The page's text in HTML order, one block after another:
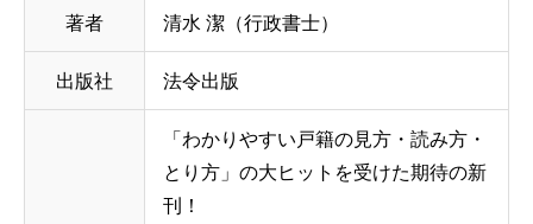
著者 清水 潔（行政書士）
出版社 法令出版
「わかりやすい戸籍の見方・読み方・
とり方」の大ヒットを受けた期待の新
刊！